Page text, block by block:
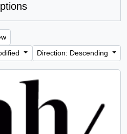
Direction: Descending